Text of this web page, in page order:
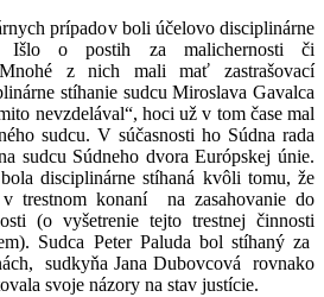
prípadov boli účelovo disciplinárne
Išlo o postih za malichernosti či
z nich mali mať zastrašovací
stíhanie sudcu Miroslava Gavalca
nevzdelával“, hoci už v tom čase mal
sudcu. V súčasnosti ho Súdna rada
sudcu Súdneho dvora Európskej únie.
disciplinárne stíhaná kvôli tomu, že
trestnom konaní na zasahovanie do
(o vyšetrenie tejto trestnej činnosti
Sudca Peter Paluda bol stíhaný za
sudkyňa Jana Dubovcová rovnako
svoje názory na stav justície.